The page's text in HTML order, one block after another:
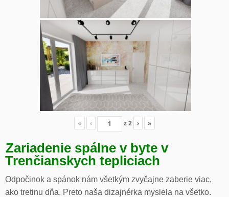
« ‹ z2 › »
Zariadenie spálne v byte v
Trenčianskych tepliciach
Odpočinok a spánok nám všetkým zvyčajne zaberie viac,
ako tretinu dňa. Preto naša dizajnérka myslela na všetko.